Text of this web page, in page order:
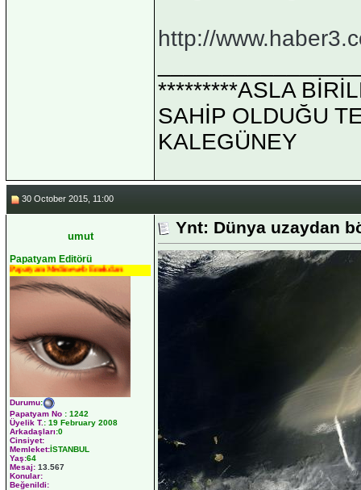
http://
*********ASLA
SAHİP OLDUĞU
KALEGÜNEY
30 October 2015, 11:00
umut
Papatyam Editörü
Papatyam Medineweb Emekdarı
Durumu:
Papatyam No : 1242
Üyelik T.: 19 February 2008
Arkadaşları:0
Cinsiyet:
Memleket:İSTANBUL
Yaş:64
Mesaj: 13.567
Konular:
Beğenildi:
Ynt: Dünya uzaydan